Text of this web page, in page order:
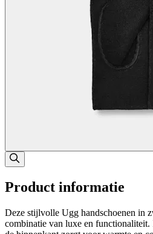
Product informatie
Deze stijlvolle Ugg handschoenen in
combinatie van luxe en functionaliteit.